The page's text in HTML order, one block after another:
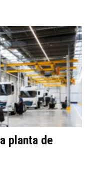
planta de